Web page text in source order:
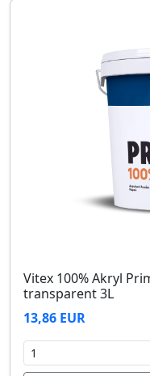
Vitex 100% Akryl
transparent 3L
13,86 EUR